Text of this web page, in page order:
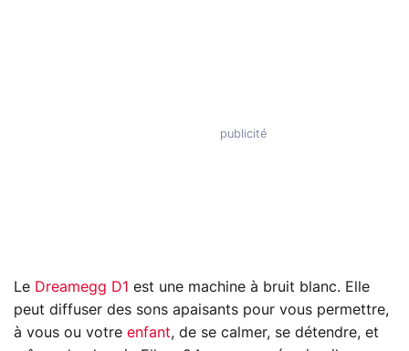
Le Dreamegg D1 est une machine à bruit blanc. Elle
peut diffuser des sons apaisants pour vous permettre,
à vous ou votre enfant, de se calmer, se détendre, et